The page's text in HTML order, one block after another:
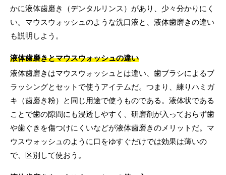
かに液体歯磨き（デンタルリンス）があり、少々分かりにく
い。マウスウォッシュのような洗口液と、液体歯磨きの違い
も説明しよう。
液体歯磨きとマウスウォッシュの違い
液体歯磨きはマウスウォッシュとは違い、歯ブラシによるブ
ラッシングとセットで使うアイテムだ。つまり、練りハミガ
キ（歯磨き粉）と同じ用途で使うものである。液体状である
ことで歯の隙間にも浸透しやすく、研磨剤が入っておらず歯
や歯ぐきを傷つけにくいなどが液体歯磨きのメリットだ。マ
ウスウォッシュのように口をゆすぐだけでは効果は薄いの
で、区別して使おう。